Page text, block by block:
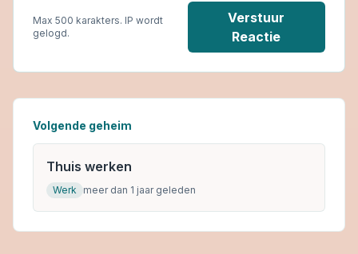
Max 500 karakters. IP wordt
gelogd.
Verstuur
Reactie
Volgende geheim
Thuis werken
Werk meer dan 1 jaar geleden